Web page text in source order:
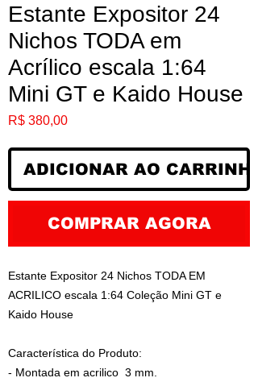
Estante Expositor 24
Nichos TODA em
Acrílico escala 1:64
Mini GT e Kaido House
R$ 380,00Preço
ADICIONAR AO CARRINHO
COMPRAR AGORA
Estante Expositor 24 Nichos TODA EM
ACRILICO escala 1:64 Coleção Mini GT e
Kaido House
Característica do Produto:
- Montada em acrilico 3 mm.